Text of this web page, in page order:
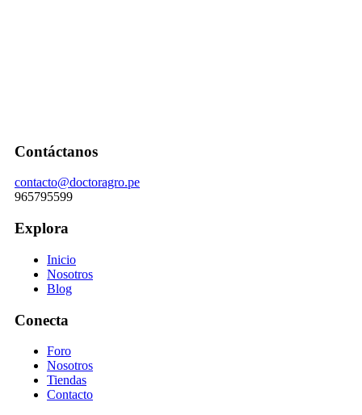
Contáctanos
contacto@doctoragro.pe
965795599
Explora
Inicio
Nosotros
Blog
Conecta
Foro
Nosotros
Tiendas
Contacto